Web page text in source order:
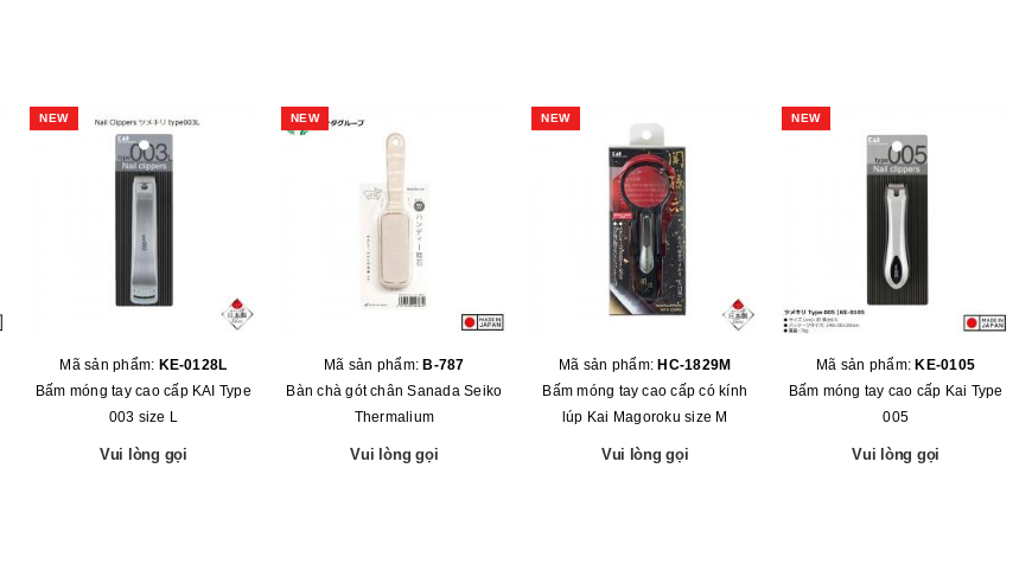
NEW
Mã sản phẩm: KE-0128L
Bấm móng tay cao cấp KAI Type
003 size L
Vui lòng gọi
NEW
Mã sản phẩm:B-787
Bàn chà gót chân Sanada Seiko
Thermalium
Vui lòng gọi
NEW
Mã sản phẩm:HC-1829M
Bấm móng tay cao cấp có kính
lúp Kai Magoroku size M
Vui lòng gọi
NEW
Mã sản phẩm:KE-0105
Bấm móng tay cao cấp Kai Type
005
Vui lòng gọi